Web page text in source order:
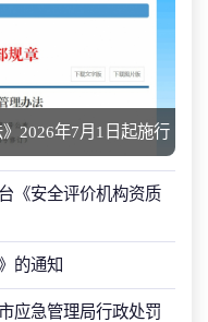
2026年7月1日起施行
《安全评价机构资质
的通知
应急管理局行政处罚